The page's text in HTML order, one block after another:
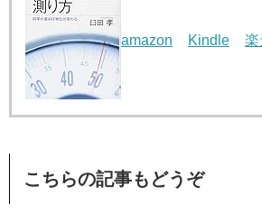
amazon Kindle 楽
こちらの記事もどうぞ